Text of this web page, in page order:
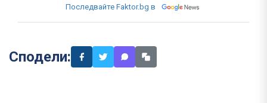
Последвайте Faktor.bg в
Сподели: